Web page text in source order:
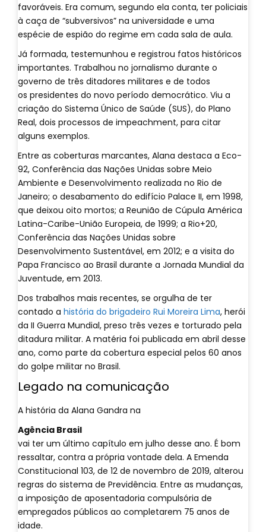
favoráveis. Era comum, segundo ela conta, ter policiais
à caça de “subversivos” na universidade e uma
espécie de espião do regime em cada sala de aula.
Já formada, testemunhou e registrou fatos históricos
importantes. Trabalhou no jornalismo durante o
governo de três ditadores militares e de todos
os presidentes do novo período democrático. Viu a
criação do Sistema Único de Saúde (SUS), do Plano
Real, dois processos de impeachment, para citar
alguns exemplos.
Entre as coberturas marcantes, Alana destaca a Eco-
92, Conferência das Nações Unidas sobre Meio
Ambiente e Desenvolvimento realizada no Rio de
Janeiro; o desabamento do edifício Palace II, em 1998,
que deixou oito mortos; a Reunião de Cúpula América
Latina-Caribe-União Europeia, de 1999; a Rio+20,
Conferência das Nações Unidas sobre
Desenvolvimento Sustentável, em 2012; e a visita do
Papa Francisco ao Brasil durante a Jornada Mundial da
Juventude, em 2013.
Dos trabalhos mais recentes, se orgulha de ter
contado a história do brigadeiro Rui Moreira Lima, herói
da II Guerra Mundial, preso três vezes e torturado pela
ditadura militar. A matéria foi publicada em abril desse
ano, como parte da cobertura especial pelos 60 anos
do golpe militar no Brasil.
Legado na comunicação
A história da Alana Gandra na
Agência Brasil
vai ter um último capítulo em julho desse ano. É bom
ressaltar, contra a própria vontade dela. A Emenda
Constitucional 103, de 12 de novembro de 2019, alterou
regras do sistema de Previdência. Entre as mudanças,
a imposição de aposentadoria compulsória de
empregados públicos ao completarem 75 anos de
idade.